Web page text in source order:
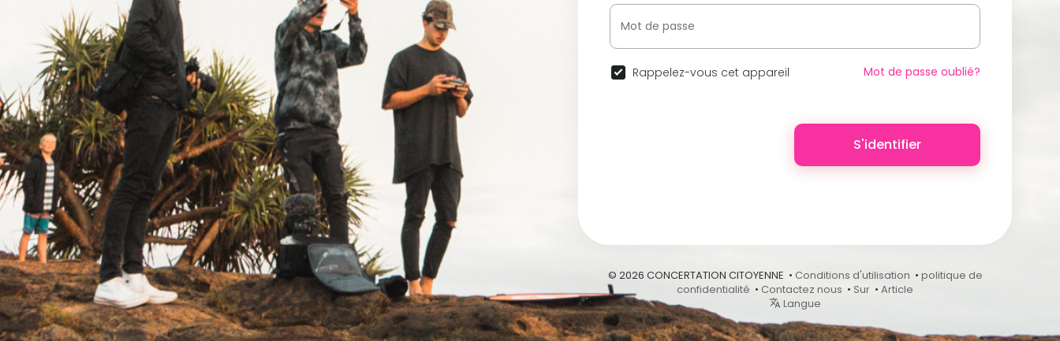
Rappelez-vous cet appareil Mot de passe oublié?
S'identifier
© 2026 CONCERTATION CITOYENNE • Conditions d'utilisation • politique de
confidentialité • Contactez nous • Sur • Article
Langue